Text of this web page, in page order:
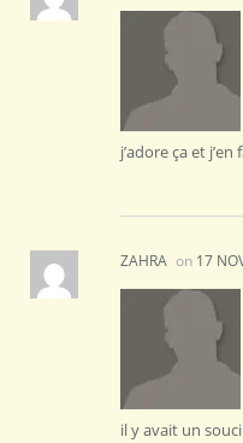
j’adore ça et
ZAHRA on 17
il y avait un